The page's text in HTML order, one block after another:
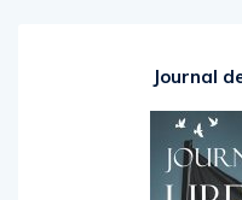
Journal